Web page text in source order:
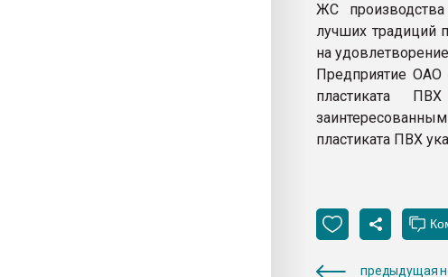
ЖС
лучших традиций
на
Предприятие ОАО
пластиката
пластиката ПВХ
предыдущая